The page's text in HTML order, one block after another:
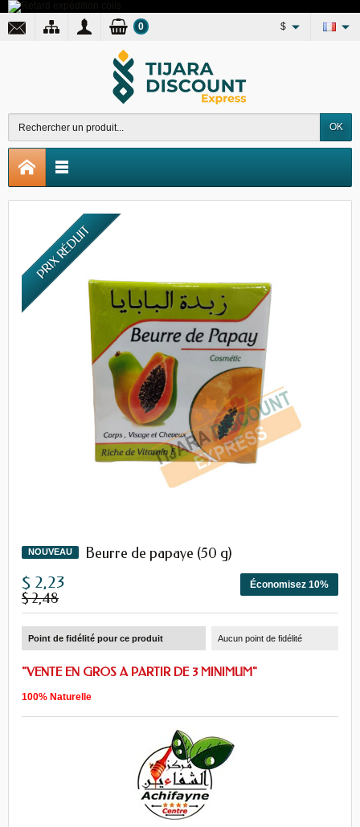
$
OK
0
PRIX RÉDUIT
NOUVEAU Beurre de papaye (50 g)
Économisez 10%
$ 2,23
$ 2,48
Point de fidélité pour ce produit Aucun point de fidélité
"VENTE EN GROS A PARTIR DE 3 MINIMUM"
100% Naturelle